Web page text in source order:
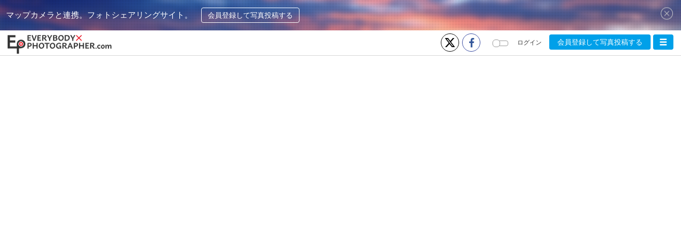
マップカメラと連携。フォトシェアリングサイト。 会員登録して写真投稿する
ログイン 会員登録して写真投稿する